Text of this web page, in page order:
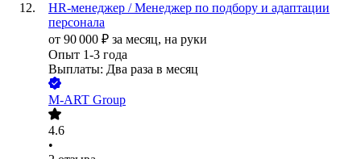
HR-менеджер / Менеджер по подбору и адаптации
персонала
от 90 000 ₽ за месяц, на руки
Опыт 1-3 года
Выплаты: Два раза в месяц
М-АRT Group
4.6
•